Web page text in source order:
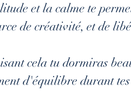
et la calme te
de créativité, et de
cela tu dormiras
d'équilibre durant